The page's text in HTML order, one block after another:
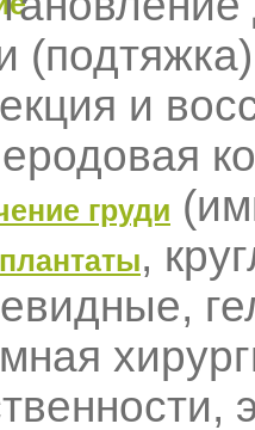
и
груди
,